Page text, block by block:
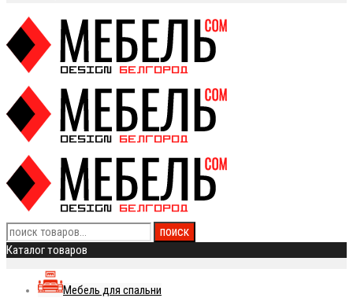
Каталог товаров
Мебель для спальни